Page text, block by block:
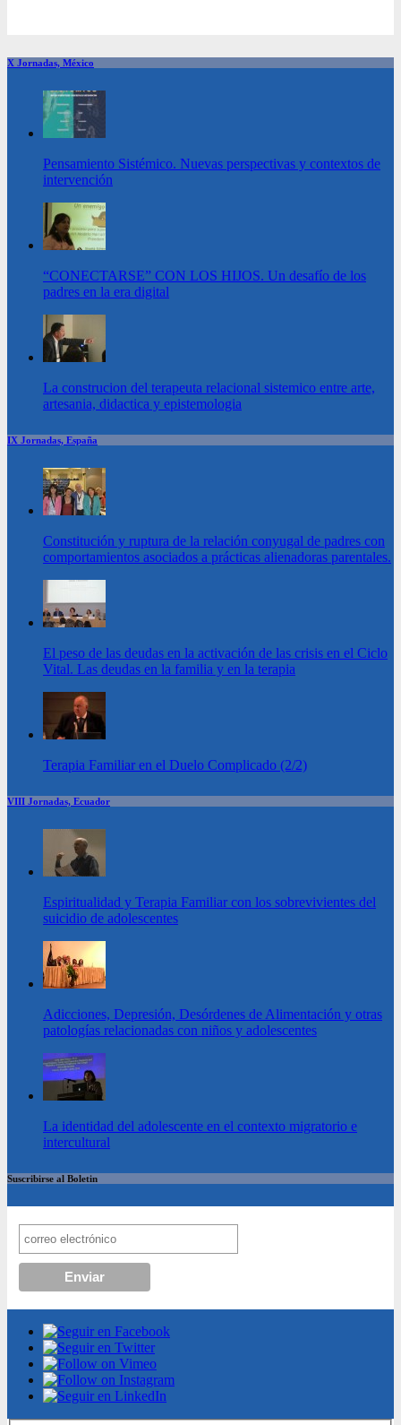
X Jornadas, México
Pensamiento Sistémico. Nuevas perspectivas y contextos de
intervención
“CONECTARSE” CON LOS HIJOS. Un desafío de los
padres en la era digital
La construcion del terapeuta relacional sistemico entre arte,
artesania, didactica y epistemologia
IX Jornadas, España
Constitución y ruptura de la relación conyugal de padres con
comportamientos asociados a prácticas alienadoras parentales.
El peso de las deudas en la activación de las crisis en el Ciclo
Vital. Las deudas en la familia y en la terapia
Terapia Familiar en el Duelo Complicado (2/2)
VIII Jornadas, Ecuador
Espiritualidad y Terapia Familiar con los sobrevivientes del
suicidio de adolescentes
Adicciones, Depresión, Desórdenes de Alimentación y otras
patologías relacionadas con niños y adolescentes
La identidad del adolescente en el contexto migratorio e
intercultural
Suscribirse al Boletin